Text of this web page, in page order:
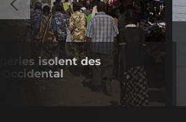
isolent des